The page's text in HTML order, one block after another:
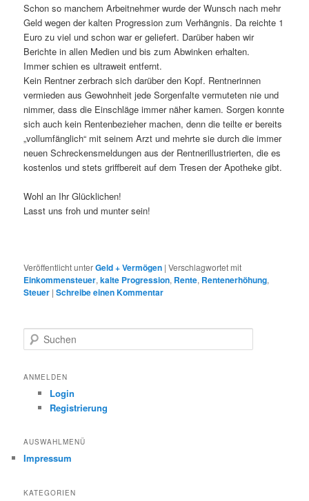
Schon so manchem Arbeitnehmer wurde der Wunsch nach mehr
Geld wegen der kalten Progression zum Verhängnis. Da reichte 1
Euro zu viel und schon war er geliefert. Darüber haben wir
Berichte in allen Medien und bis zum Abwinken erhalten.
Immer schien es ultraweit entfernt.
Kein Rentner zerbrach sich darüber den Kopf. Rentnerinnen
vermieden aus Gewohnheit jede Sorgenfalte vermuteten nie und
nimmer, dass die Einschläge immer näher kamen. Sorgen konnte
sich auch kein Rentenbezieher machen, denn die teilte er bereits
„vollumfänglich“ mit seinem Arzt und mehrte sie durch die immer
neuen Schreckensmeldungen aus der Rentnerillustrierten, die es
kostenlos und stets griffbereit auf dem Tresen der Apotheke gibt.
Wohl an Ihr Glücklichen!
Lasst uns froh und munter sein!
Veröffentlicht unterGeld + Vermögen |Verschlagwortet mit
Einkommensteuer,kalte Progression, Rente, Rentenerhöhung,
Steuer |Schreibe einen Kommentar
u
h
ANMELDEN
Login
Registrierung
AUSWAHLMENÜ
Impressum
KATEGORIEN